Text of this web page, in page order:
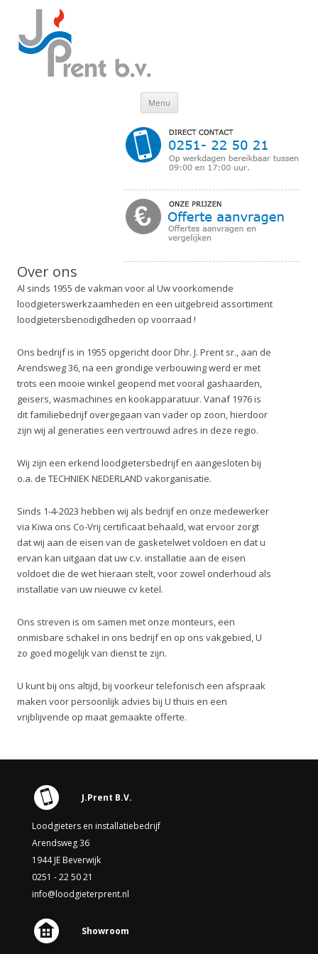
Menu Skip to content
Over ons
Al sinds 1955 de vakman voor al Uw voorkomende
loodgieterswerkzaamheden en een uitgebreid assortiment
loodgietersbenodigdheden op voorraad !
Ons bedrijf is in 1955 opgericht door Dhr. J. Prent sr., aan de
Arendsweg 36, na een grondige verbouwing werd er met
trots een mooie winkel geopend met vooral gashaarden,
geisers, wasmachines en kookapparatuur. Vanaf 1976 is
dit familiebedrijf overgegaan van vader op zoon, hierdoor
zijn wij al generaties een vertrouwd adres in deze regio.
Wij zijn een erkend loodgietersbedrijf en aangesloten bij
o.a. de TECHNIEK NEDERLAND vakorganisatie.
Sinds 1-4-2023 hebben wij als bedrijf en onze medewerker
via Kiwa ons Co-Vrij certificaat behaald, wat ervoor zorgt
dat wij aan de eisen van de gasketelwet voldoen en dat u
ervan kan uitgaan dat uw c.v. installatie aan de eisen
voldoet die de wet hieraan stelt, voor zowel onderhoud als
installatie van uw nieuwe cv ketel.
Ons streven is om samen met onze monteurs, een
onmisbare schakel in ons bedrijf en op ons vakgebied, U
zo goed mogelijk van dienst te zijn.
U kunt bij ons altijd, bij voorkeur telefonisch een afspraak
maken voor persoonlijk advies bij U thuis en een
vrijblijvende op maat gemaakte offerte.
J.Prent B.V.
Loodgieters en installatiebedrijf
Arendsweg 36
1944 JE Beverwijk
0251 - 22 50 21
info@loodgieterprent.nl
Showroom